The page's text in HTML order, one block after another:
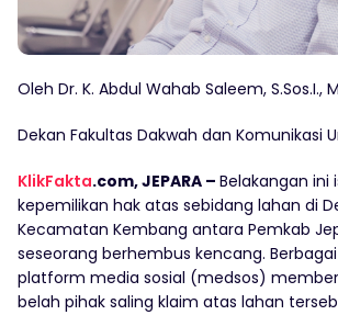
Oleh Dr. K. Abdul Wahab Saleem, S.Sos.I.,
Dekan Fakultas Dakwah dan Komunikasi
KlikFakta.com, JEPARA – Belakangan ini
kepemilikan hak atas sebidang lahan di
Kecamatan Kembang antara Pemkab
seseorang berhembus kencang.
platform media sosial (medsos)
belah pihak saling klaim atas lahan